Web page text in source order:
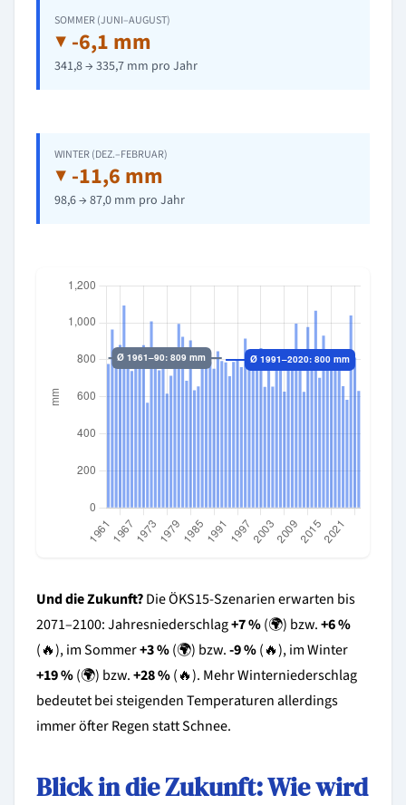
SOMMER (JUNI–AUGUST)
▼ -6,1 mm
341,8 → 335,7 mm pro Jahr
WINTER (DEZ.–FEBRUAR)
▼ -11,6 mm
98,6 → 87,0 mm pro Jahr
Und die Zukunft?Die ÖKS15-Szenarien erwarten bis
2071–2100: Jahresniederschlag+7 %(🌍) bzw.+6 %
(🔥), im Sommer+3 %(🌍) bzw.-9 %(🔥), im Winter
+19 %(🌍) bzw.+28 %(🔥). Mehr Winterniederschlag
bedeutet bei steigenden Temperaturen allerdings
immer öfter Regen statt Schnee.
Blick in die Zukunft: Wie wird